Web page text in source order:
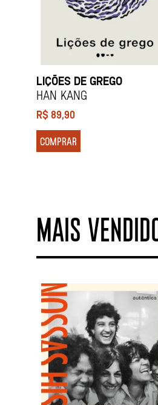
LIÇÕES DE GREGO
HAN KANG
R$89,90
COMPRAR
MAIS